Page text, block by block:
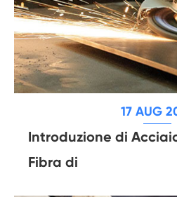
17 AUG
Introduzione di
Fibra di